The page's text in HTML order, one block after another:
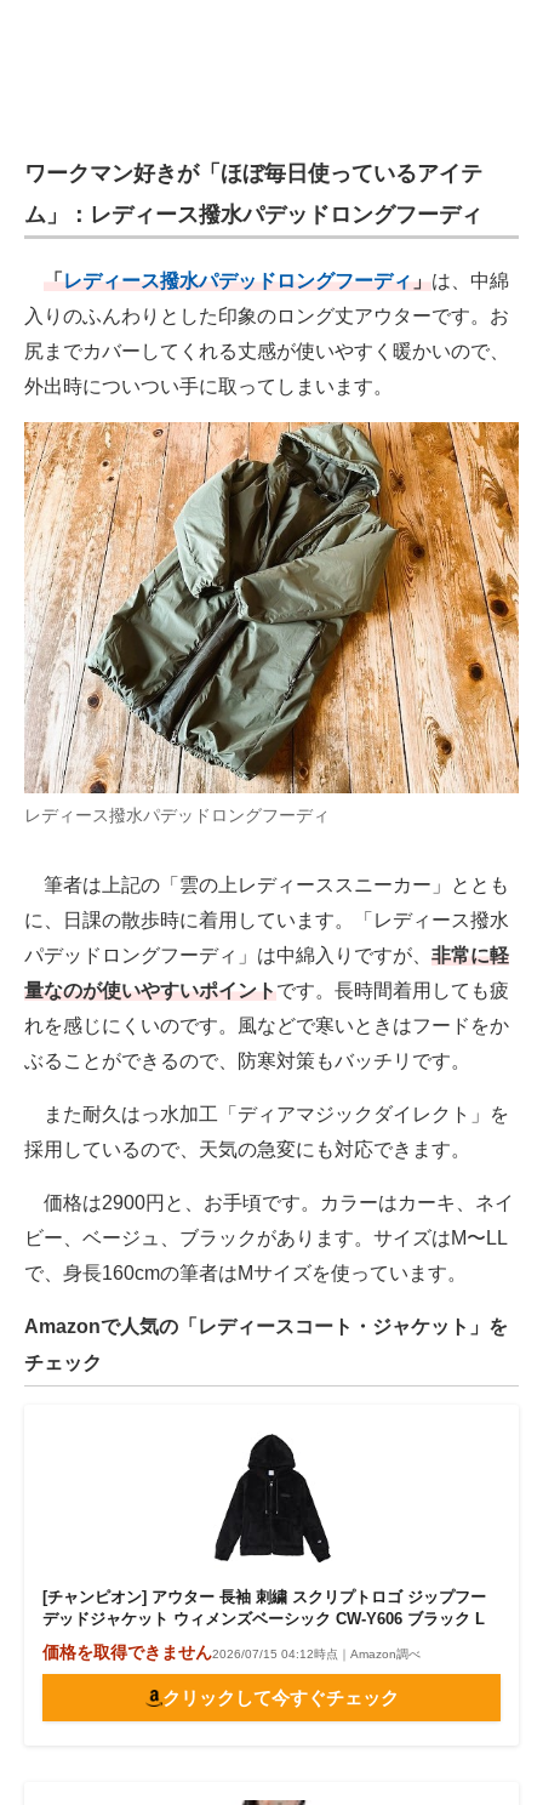
ワークマン好きが「ほぼ毎日使っているアイテ
ム」：レディース撥水パデッドロングフーディ
「レディース撥水パデッドロングフーディ」は、中綿
入りのふんわりとした印象のロング丈アウターです。お
尻までカバーしてくれる丈感が使いやすく暖かいので、
外出時についつい手に取ってしまいます。
レディース撥水パデッドロングフーディ
筆者は上記の「雲の上レディーススニーカー」ととも
に、日課の散歩時に着用しています。「レディース撥水
パデッドロングフーディ」は中綿入りですが、 非常に軽
量なのが使いやすいポイントです。長時間着用しても疲
れを感じにくいのです。風などで寒いときはフードをか
ぶることができるので、防寒対策もバッチリです。
また耐久はっ水加工「ディアマジックダイレクト」を
採用しているので、天気の急変にも対応できます。
価格は2900円と、お手頃です。カラーはカーキ、ネイ
ビー、ベージュ、ブラックがあります。サイズはM〜LL
で、身長160cmの筆者はMサイズを使っています。
Amazonで人気の「レディースコート・ジャケット」を
チェック
[チャンピオン] アウター 長袖 刺繍 スクリプトロゴ ジップフー
デッドジャケット ウィメンズベーシック CW-Y606 ブラック L
価格を取得できません2026/07/15 04:12時点｜Amazon調べ
クリックして今すぐチェック